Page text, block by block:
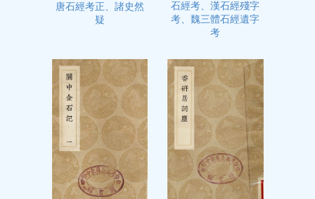
唐石經考正、諸史然
疑
石經考、漢石經殘字
考、魏三體石經遺字
考